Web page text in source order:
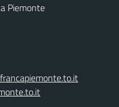
Piemonte